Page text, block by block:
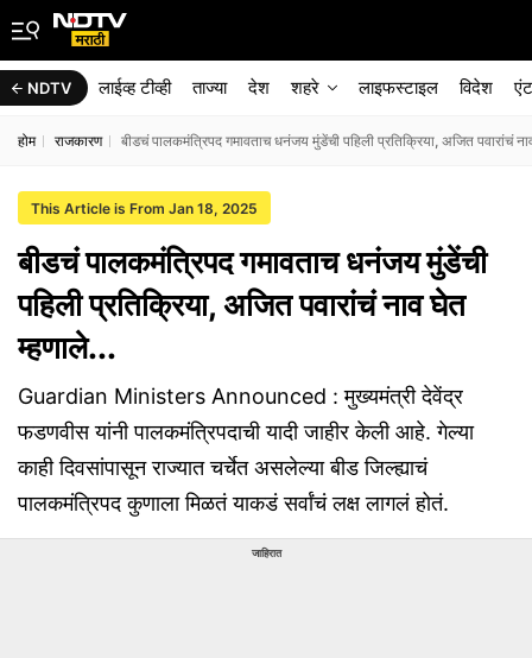
NDTV लाईव्ह टीव्ही ताज्या देश शहरे लाइफस्टाइल विदेश
होम राजकारण बीडचं पालकमंत्रिपद गमावताच धनंजय मुंडेंची पहिली प्रतिक्रिया, अजित पवारांचं
This Article is From Jan 18, 2025
बीडचं पालकमंत्रिपद गमावताच धनंजय मुंडेंची
पहिली प्रतिक्रिया, अजित पवारांचं नाव घेत
म्हणाले...
Guardian Ministers Announced : मुख्यमंत्री देवेंद्र
फडणवीस यांनी पालकमंत्रिपदाची यादी जाहीर केली आहे. गेल्या
काही दिवसांपासून राज्यात चर्चेत असलेल्या बीड जिल्ह्याचं
पालकमंत्रिपद कुणाला मिळतं याकडं सर्वांचं लक्ष लागलं होतं.
जाहिरात